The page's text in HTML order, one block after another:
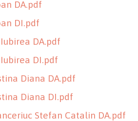
DA.pdf
DI.pdf
DA.pdf
DI.pdf
Diana DA.pdf
Diana DI.pdf
Stefan Catalin DA.pdf